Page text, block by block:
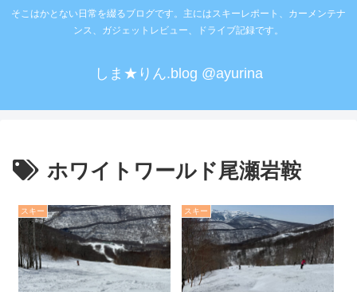
そこはかとない日常を綴るブログです。主にはスキーレポート、カーメンテナ
ンス、ガジェットレビュー、ドライブ記録です。
しま★りん.blog @ayurina
ホワイトワールド尾瀬岩鞍
スキー スキー